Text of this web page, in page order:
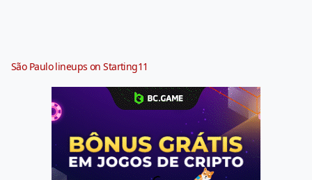
São Paulo lineups on Starting11